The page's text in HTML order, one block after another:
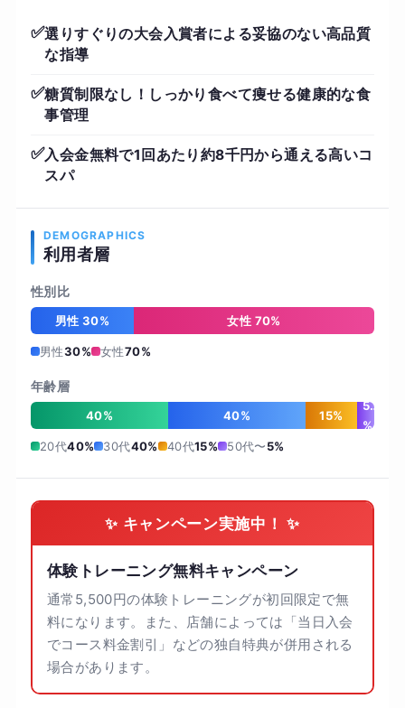
✅選りすぐりの大会入賞者による妥協のない高品質
な指導
✅糖質制限なし！しっかり食べて痩せる健康的な食
事管理
✅入会金無料で1回あたり約8千円から通える高いコ
スパ
DEMOGRAPHICS
利用者層
性別比
男性 30% 女性 70%
男性30% 女性70%
年齢層
40% 40% 15%
5
%
20代40% 30代40% 40代15% 50代〜5%
✨ キャンペーン実施中！ ✨
体験トレーニング無料キャンペーン
通常5,500円の体験トレーニングが初回限定で無
料になります。また、店舗によっては「当日入会
でコース料金割引」などの独自特典が併用される
場合があります。